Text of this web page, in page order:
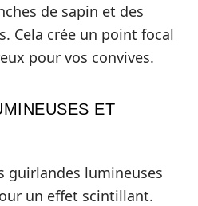
de sapin et des
Cela crée un point focal
pour vos convives.
ET
guirlandes lumineuses
un effet scintillant.